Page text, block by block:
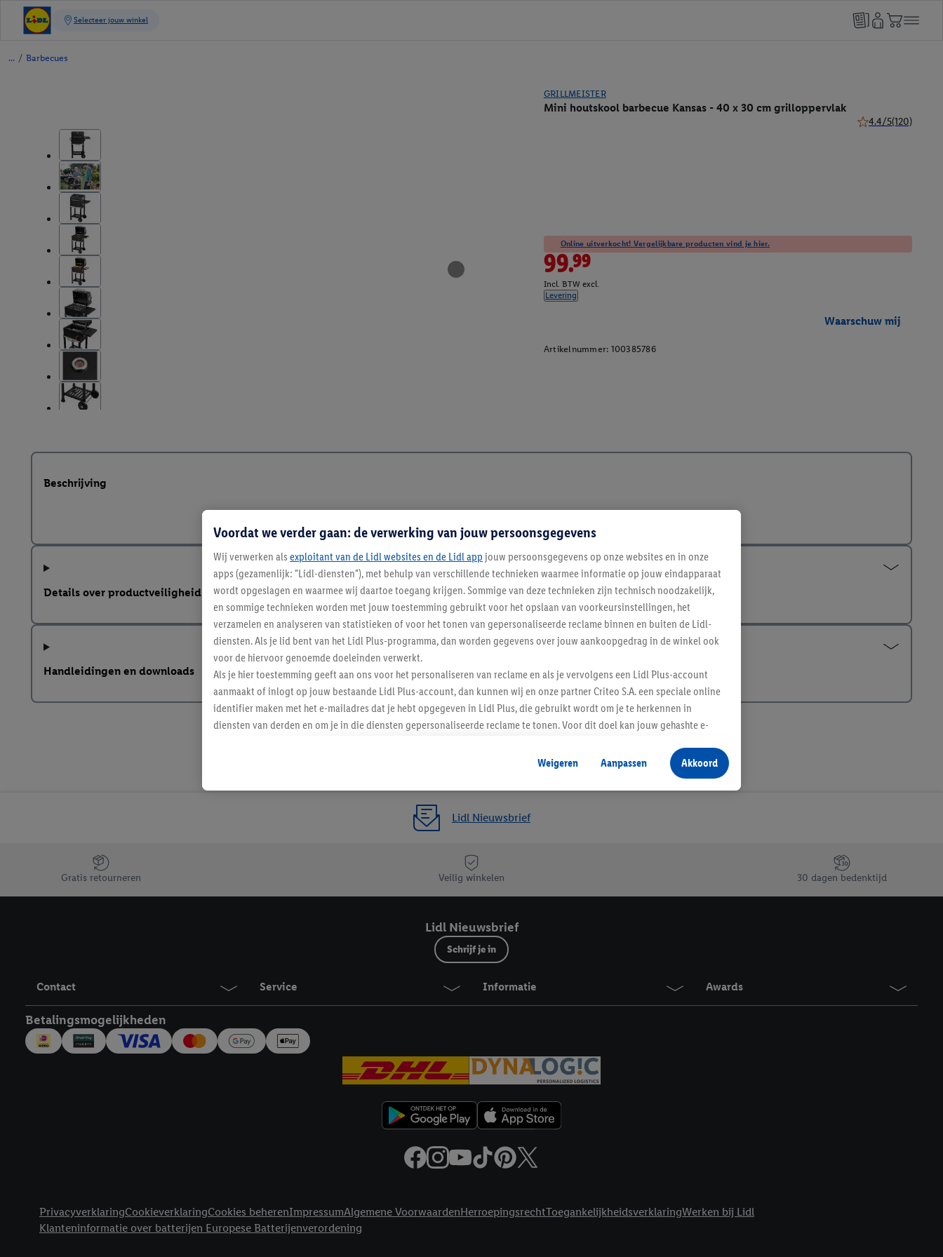
/ Barbecues
GRILLMEISTER
Mini houtskool barbecue Kansas - 40 x 30 cm grilloppervlak
4.4/5(120)
Online uitverkocht! Vergelijkbare producten vind je hier.
99.99
Incl. BTW excl.
Levering
Waarschuw mij
Artikelnummer: 100385786
Beschrijving
Details over productveiligheid
Handleidingen en downloads
Lidl Nieuwsbrief
Jouw voordelen bij ons als Lidl webshop klant
Gratis retourneren Veilig winkelen 30 dagen bedenktijd
Lidl Nieuwsbrief
Schrijf je in
Contact Service Informatie Awards
Betalingsmogelijkheden
PrivacyverklaringCookieverklaringCookies beherenImpressumAlgemene VoorwaardenHerroepingsrechtToegankelijkheidsverklaringWerken bij Lidl
Klanteninformatie over batterijen Europese Batterijenverordening
Voordat we verder gaan: de verwerking van jouw persoonsgegevens
Wij verwerken als exploitant van de Lidl websites en de Lidl app jouw persoonsgegevens op onze websites en in onze
apps (gezamenlijk: "Lidl-diensten"), met behulp van verschillende technieken waarmee informatie op jouw eindapparaat
wordt opgeslagen en waarmee wij daartoe toegang krijgen. Sommige van deze technieken zijn technisch noodzakelijk,
en sommige technieken worden met jouw toestemming gebruikt voor het opslaan van voorkeursinstellingen, het
verzamelen en analyseren van statistieken of voor het tonen van gepersonaliseerde reclame binnen en buiten de Lidl-
diensten. Als je lid bent van het Lidl Plus-programma, dan worden gegevens over jouw aankoopgedrag in de winkel ook
voor de hiervoor genoemde doeleinden verwerkt.
Als je hier toestemming geeft aan ons voor het personaliseren van reclame en als je vervolgens een Lidl Plus-account
aanmaakt of inlogt op jouw bestaande Lidl Plus-account, dan kunnen wij en onze partner Criteo S.A. een speciale online
identifier maken met het e-mailadres dat je hebt opgegeven in Lidl Plus, die gebruikt wordt om je te herkennen in
diensten van derden en om je in die diensten gepersonaliseerde reclame te tonen. Voor dit doel kan jouw gehashte e-
Als je hiervoor toestemming geeft, dan kunnen retargeting advertenties worden weergegeven voor producten waarin je
eerder interesse hebt getoond (bijvoorbeeld door het product in een winkelmandje van een online winkel te plaatsen
maar het niet te kopen). De retargeting advertenties kunnen op verschillende eindapparaten en binnen verschillende
Lidl-diensten worden weergegeven, als verschillende eindapparaten en Lidl-diensten, met behulp van jouw gehashte e-
Onder "Aanpassen" kun je aangeven met welke cookies en vergelijkbare technieken en met welke
Door op "Akkoord" te klikken, stem je in met alle verwerkingen voor alle bovengenoemde doeleinden. Meer informatie,
inclusief over de opslagperiode van de gegevens en je recht om jouw toestemming op elk gewenst moment in te
over de cookies die wij inzetten.
Weigeren Aanpassen Akkoord